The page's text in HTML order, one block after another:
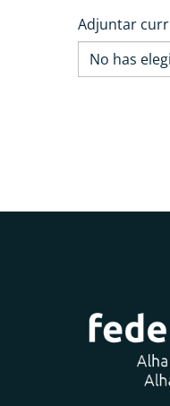
Adjuntar
No has